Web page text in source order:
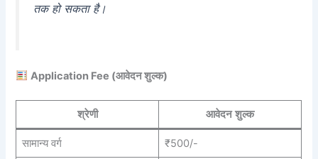
तक हो सकता है।
Application Fee (आवेदन शुल्क)
श्रेणी आवेदन शुल्क
सामान्य वर्ग ₹500/-